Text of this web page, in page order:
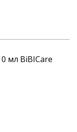
мл BiBICare